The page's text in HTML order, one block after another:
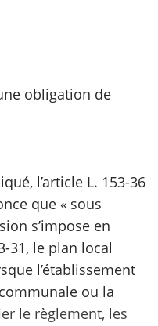
obligation de
l’article L. 153-36
que « sous
s’impose en
31, le plan local
l’établissement
ou la
le règlement, les